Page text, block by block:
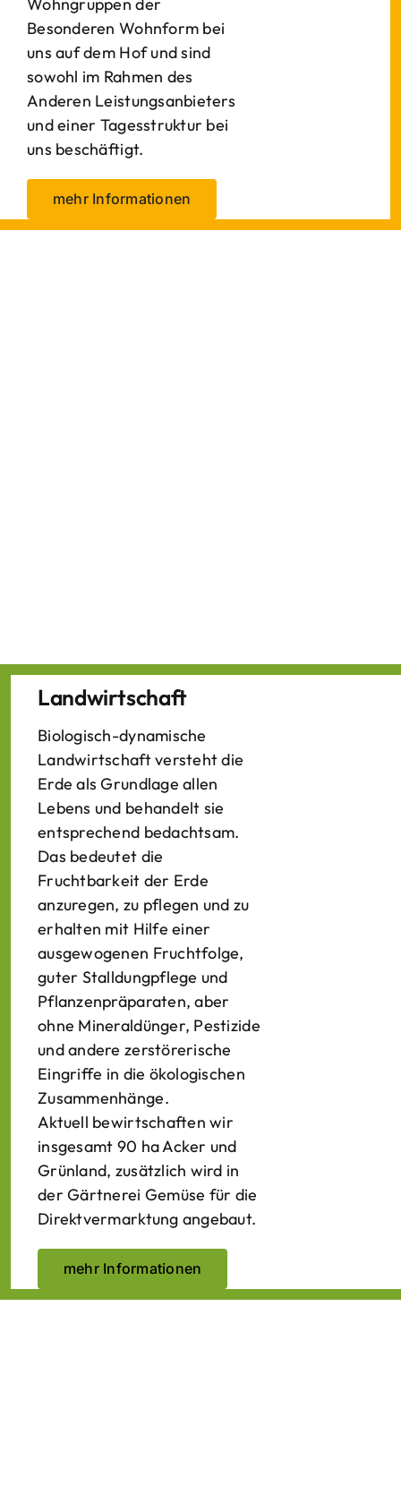
Besonderen Wohnform bei
uns auf dem Hof und sind
sowohl im Rahmen des
Anderen Leistungsanbieters
und einer Tagesstruktur bei
uns beschäftigt.
mehr Informationen
Landwirtschaft
Biologisch-dynamische
Landwirtschaft versteht die
Erde als Grundlage allen
Lebens und behandelt sie
entsprechend bedachtsam.
Das bedeutet die
Fruchtbarkeit der Erde
anzuregen, zu pflegen und zu
erhalten mit Hilfe einer
ausgewogenen Fruchtfolge,
guter Stalldungpflege und
Pflanzenpräparaten, aber
ohne Mineraldünger, Pestizide
und andere zerstörerische
Eingriffe in die ökologischen
Zusammenhänge.
Aktuell bewirtschaften wir
insgesamt 90 ha Acker und
Grünland, zusätzlich wird in
der Gärtnerei Gemüse für die
Direktvermarktung angebaut.
mehr Informationen